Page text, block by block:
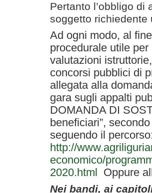
Pertanto l’obbligo di
soggetto richiedente
Ad ogni modo, al
procedurale utile
valutazioni
concorsi pubblici di
allegata alla
gara sugli appalti
DOMANDA DI
beneficiari”,
seguendo il percorso:
http://
economico/
2020.html Oppure
Nei bandi, ai